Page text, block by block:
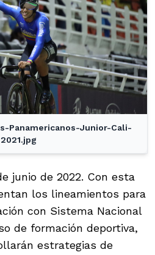
Panamericanos-Junior-Cali-
2021.jpg
junio de 2022. Con esta
los lineamientos para
con Sistema Nacional
de formación deportiva,
estrategias de